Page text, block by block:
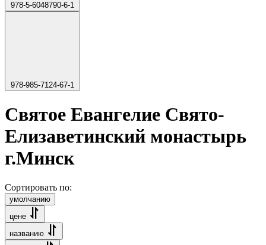
978-5-6048790-6-1
978-985-7124-67-1
Святое Евангелие Свято-
Елизаветинский монастырь
г.Минск
Сортировать по:
умолчанию
цене
названию